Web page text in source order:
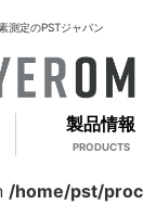
測定のPSTジャパン
製品情報
PRODUCTS
/home/pst/